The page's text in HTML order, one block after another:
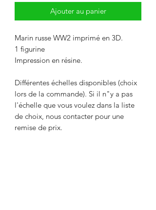
Ajouter au panier
Marin russe WW2 imprimé en 3D.
1 figurine
Impression en résine.
Différentes échelles disponibles (choix
lors de la commande). Si il n"y a pas
l'échelle que vous voulez dans la liste
de choix, nous contacter pour une
remise de prix.